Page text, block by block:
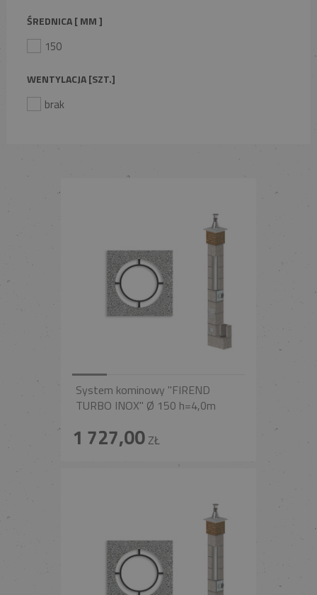
ŚREDNICA [ MM ]
150
WENTYLACJA [SZT.]
brak
System kominowy "FIREND
TURBO INOX" Ø 150 h=4,0m
1 727,00ZŁ